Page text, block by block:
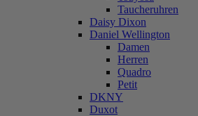
Taucheruhren
Daisy Dixon
Daniel Wellington
Damen
Herren
Quadro
Petit
DKNY
Duxot